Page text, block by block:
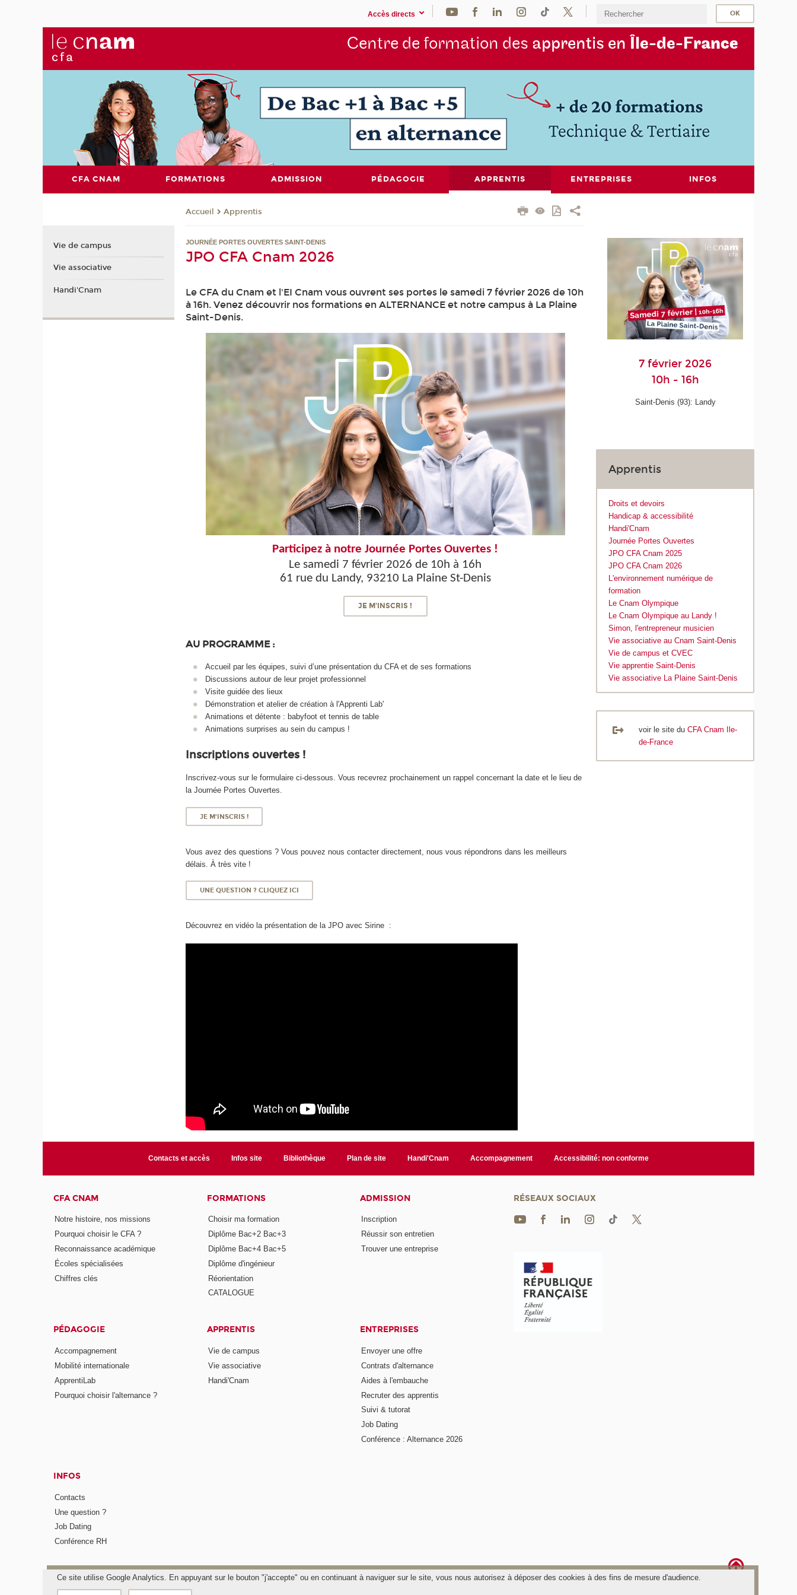
Accès directs
Centre de formation des apprentis en Île-de-France
CFA CNAM FORMATIONS ADMISSION PÉDAGOGIE APPRENTIS ENTREPRISES INFOS
Ce site utilise Google Analytics. En appuyant sur le bouton "j'accepte" ou en continuant à naviguer sur le site, vous nous autorisez à déposer des cookies à des fins de mesure d'audience.
Accueil Apprentis
JOURNÉE PORTES OUVERTES SAINT-DENIS
JPO CFA Cnam 2026
Le CFA du Cnam et l'EI Cnam vous ouvrent ses portes le samedi 7 février 2026 de 10h
à 16h. Venez découvrir nos formations en ALTERNANCE et notre campus à La Plaine
Saint-Denis.
Participez à notre Journée Portes Ouvertes !
Le samedi 7 février 2026 de 10h à 16h
61 rue du Landy, 93210 La Plaine St-Denis
JE M'INSCRIS !
AU PROGRAMME :
Accueil par les équipes, suivi d’une présentation du CFA et de ses formations
Discussions autour de leur projet professionnel
Visite guidée des lieux
Démonstration et atelier de création à l'Apprenti Lab'
Animations et détente : babyfoot et tennis de table
Animations surprises au sein du campus !
Inscriptions ouvertes !
Inscrivez-vous sur le formulaire ci-dessous. Vous recevrez prochainement un rappel concernant la date et le lieu de
la Journée Portes Ouvertes.
JE M'INSCRIS !
Vous avez des questions ? Vous pouvez nous contacter directement, nous vous répondrons dans les meilleurs
délais. À très vite !
UNE QUESTION ? CLIQUEZ ICI
Découvrez en vidéo la présentation de la JPO avec Sirine :
7 février 2026
10h - 16h
Saint-Denis (93): Landy
Apprentis
Droits et devoirs
Handicap & accessibilité
Handi'Cnam
Journée Portes Ouvertes
JPO CFA Cnam 2025
JPO CFA Cnam 2026
L'environnement numérique de
formation
Le Cnam Olympique
Le Cnam Olympique au Landy !
Simon, l'entrepreneur musicien
Vie associative au Cnam Saint-Denis
Vie de campus et CVEC
Vie apprentie Saint-Denis
Vie associative La Plaine Saint-Denis
voir le site du CFA Cnam Ile-
de-France
Vie de campus
Vie associative
Handi'Cnam
Contacts et accès Infos site Bibliothèque Plan de site Handi'Cnam Accompagnement Accessibilité: non conforme
CFA CNAM
Notre histoire, nos missions
Pourquoi choisir le CFA ?
Reconnaissance académique
Écoles spécialisées
Chiffres clés
FORMATIONS
Choisir ma formation
Diplôme Bac+2 Bac+3
Diplôme Bac+4 Bac+5
Diplôme d'ingénieur
Réorientation
CATALOGUE
ADMISSION
Inscription
Réussir son entretien
Trouver une entreprise
PÉDAGOGIE
Accompagnement
Mobilité internationale
ApprentiLab
Pourquoi choisir l'alternance ?
APPRENTIS
Vie de campus
Vie associative
Handi'Cnam
ENTREPRISES
Envoyer une offre
Contrats d'alternance
Aides à l'embauche
Recruter des apprentis
Suivi & tutorat
Job Dating
Conférence : Alternance 2026
INFOS
Contacts
Une question ?
Job Dating
Conférence RH
RÉSEAUX SOCIAUX